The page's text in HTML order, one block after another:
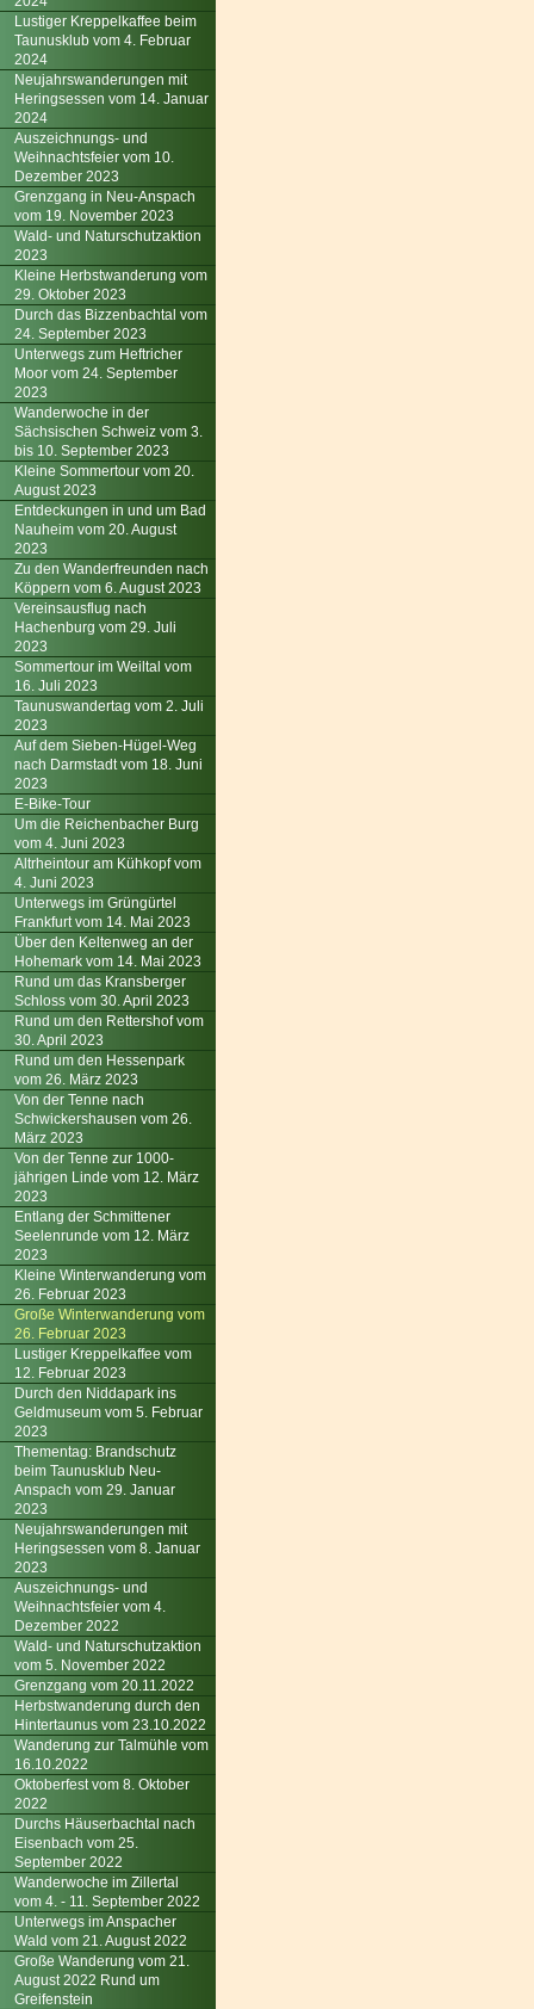
Lustiger Kreppelkaffee beim
Taunusklub vom 4. Februar
2024
Neujahrswanderungen mit
Heringsessen vom 14. Januar
2024
Auszeichnungs- und
Weihnachtsfeier vom 10.
Dezember 2023
Grenzgang in Neu-Anspach
vom 19. November 2023
Wald- und Naturschutzaktion
2023
Kleine Herbstwanderung vom
29. Oktober 2023
Durch das Bizzenbachtal vom
24. September 2023
Unterwegs zum Heftricher
Moor vom 24. September
2023
Wanderwoche in der
Sächsischen Schweiz vom 3.
bis 10. September 2023
Kleine Sommertour vom 20.
August 2023
Entdeckungen in und um Bad
Nauheim vom 20. August
2023
Zu den Wanderfreunden nach
Köppern vom 6. August 2023
Vereinsausflug nach
Hachenburg vom 29. Juli
2023
Sommertour im Weiltal vom
16. Juli 2023
Taunuswandertag vom 2. Juli
2023
Auf dem Sieben-Hügel-Weg
nach Darmstadt vom 18. Juni
2023
E-Bike-Tour
Um die Reichenbacher Burg
vom 4. Juni 2023
Altrheintour am Kühkopf vom
4. Juni 2023
Unterwegs im Grüngürtel
Frankfurt vom 14. Mai 2023
Über den Keltenweg an der
Hohemark vom 14. Mai 2023
Rund um das Kransberger
Schloss vom 30. April 2023
Rund um den Rettershof vom
30. April 2023
Rund um den Hessenpark
vom 26. März 2023
Von der Tenne nach
Schwickershausen vom 26.
März 2023
Von der Tenne zur 1000-
jährigen Linde vom 12. März
2023
Entlang der Schmittener
Seelenrunde vom 12. März
2023
Kleine Winterwanderung vom
26. Februar 2023
Große Winterwanderung vom
26. Februar 2023
Lustiger Kreppelkaffee vom
12. Februar 2023
Durch den Niddapark ins
Geldmuseum vom 5. Februar
2023
Thementag: Brandschutz
beim Taunusklub Neu-
Anspach vom 29. Januar
2023
Neujahrswanderungen mit
Heringsessen vom 8. Januar
2023
Auszeichnungs- und
Weihnachtsfeier vom 4.
Dezember 2022
Wald- und Naturschutzaktion
vom 5. November 2022
Grenzgang vom 20.11.2022
Herbstwanderung durch den
Hintertaunus vom 23.10.2022
Wanderung zur Talmühle vom
16.10.2022
Oktoberfest vom 8. Oktober
2022
Durchs Häuserbachtal nach
Eisenbach vom 25.
September 2022
Wanderwoche im Zillertal
vom 4. - 11. September 2022
Unterwegs im Anspacher
Wald vom 21. August 2022
Große Wanderung vom 21.
August 2022 Rund um
Greifenstein